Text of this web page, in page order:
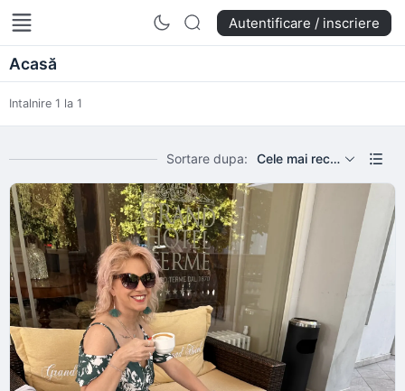
Reset Pentru Suflet Autentificare / inscriere
Acasă
Intalnire 1 la 1
Sortare dupa: Cele mai recente